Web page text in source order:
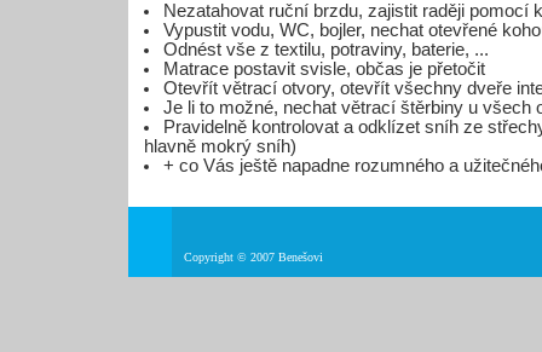
Nezatahovat ruční brzdu, zajistit raději pomocí
Vypustit vodu, WC, bojler, nechat otevřené
Odnést vše z textilu, potraviny, baterie, ...
Matrace postavit svisle, občas je přetočit
Otevřít větrací otvory, otevřít všechny dveře
Je li to možné, nechat větrací štěrbiny u všech
Pravidelně kontrolovat a odklízet sníh ze
hlavně mokrý sníh)
+ co Vás ještě napadne rozumného a
Copyright © 2007 Benešovi